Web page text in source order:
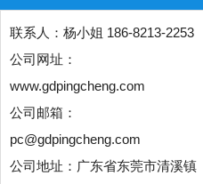
联系人： 杨小姐 186-8213-2253
公司网址：
www.gdpingcheng.com
公司邮箱：
pc@gdpingcheng.com
公司地址：广东省东莞市清溪镇